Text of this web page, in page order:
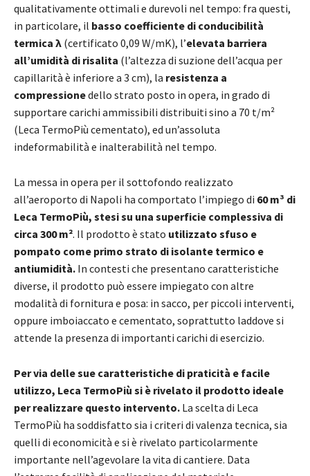
qualitativamente ottimali e durevoli nel tempo: fra questi,
in particolare, il basso coefficiente di conducibilità
termica λ (certificato 0,09 W/mK), l’elevata barriera
all’umidità di risalita (l’altezza di suzione dell’acqua per
capillarità è inferiore a 3 cm), la resistenza a
compressionedello strato posto in opera, in grado di
supportare carichi ammissibili distribuiti sino a 70 t/m²
(Leca TermoPiù cementato), ed un’assoluta
indeformabilità e inalterabilità nel tempo.
La messa in opera per il sottofondo realizzato
all’aeroporto di Napoli ha comportato l’impiego di 60 m³ di
Leca TermoPiù, stesi su una superficie complessiva di
circa 300 m². Il prodotto è stato utilizzato sfuso e
pompato come primo strato di isolante termico e
antiumidità. In contesti che presentano caratteristiche
diverse, il prodotto può essere impiegato con altre
modalità di fornitura e posa: in sacco, per piccoli interventi,
oppure imboiaccato e cementato, soprattutto laddove si
attende la presenza di importanti carichi di esercizio.
Per via delle sue caratteristiche di praticità e facile
utilizzo, Leca TermoPiù si è rivelato il prodotto ideale
per realizzare questo intervento. La scelta di Leca
TermoPiù ha soddisfatto sia i criteri di valenza tecnica, sia
quelli di economicità e si è rivelato particolarmente
importante nell’agevolare la vita di cantiere. Data